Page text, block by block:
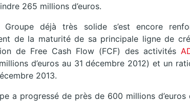
265 millions d’euros.
déjà très solide s’est encore
de la maturité de sa principale ligne de
de Free Cash Flow (FCF) des activités
d’euros au 31 décembre 2012) et un
2013.
a progressé de près de 600 millions d’euros